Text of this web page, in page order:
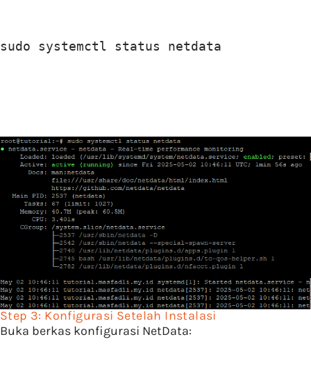
sudo systemctl status netdata
Step 3: Konfigurasi Setelah Instalasi
Buka berkas konfigurasi NetData: